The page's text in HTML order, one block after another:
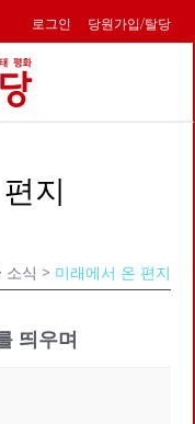
로그인 당원가입/탈당
지
소식 > 미래에서 온 편지
띄우며